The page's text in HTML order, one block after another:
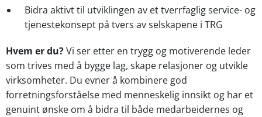
Bidra aktivt til utviklingen av et tverrfaglig service- og
tjenestekonsept på tvers av selskapene i TRG
Hvem er du?Vi ser etter en trygg og motiverende leder
som trives med å bygge lag, skape relasjoner og utvikle
virksomheter. Du evner å kombinere god
forretningsforståelse med menneskelig innsikt og har et
genuint ønske om å bidra til både medarbeidernes og